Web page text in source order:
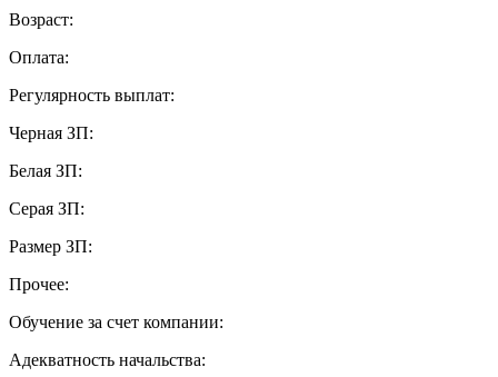
Возраст:
Оплата:
Регулярность выплат:
Черная ЗП:
Белая ЗП:
Серая ЗП:
Размер ЗП:
Прочее:
Обучение за счет компании:
Адекватность начальства: